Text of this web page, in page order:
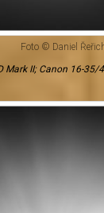
Foto © Daniel
Mark II; Canon 16-35/